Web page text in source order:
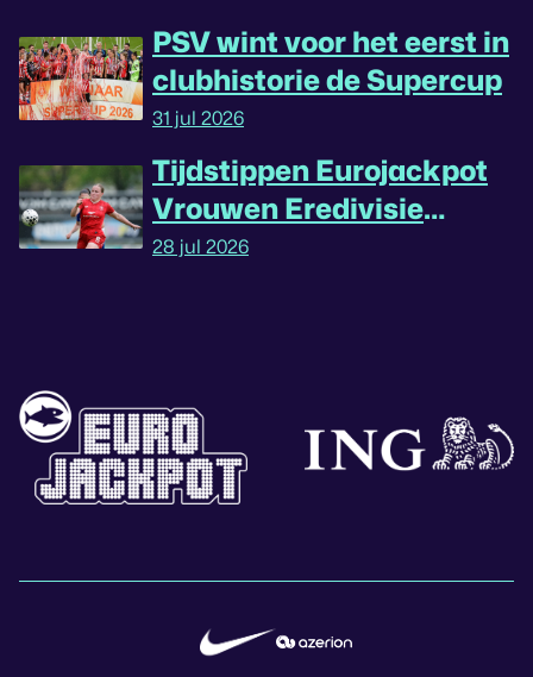
PSV wint voor het eerst in
clubhistorie de Supercup
31 jul 2026
Tijdstippen Eurojackpot
Vrouwen Eredivisie
omgedraaid
28 jul 2026